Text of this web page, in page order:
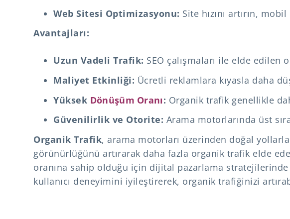
Web Sitesi Optimizasyonu: Site hızını artırın,
Avantajları:
Uzun Vadeli Trafik: SEO çalışmaları ile elde
Maliyet Etkinliği: Ücretli reklamlara kıyasla daha
Yüksek Dönüşüm Oranı: Organik trafik genellikle
Güvenilirlik ve Otorite: Arama motorlarında üst
Organik Trafik, arama motorları üzerinden doğal
görünürlüğünü artırarak daha fazla organik trafik elde
oranına sahip olduğu için dijital pazarlama
kullanıcı deneyimini iyileştirerek, organik trafiğinizi